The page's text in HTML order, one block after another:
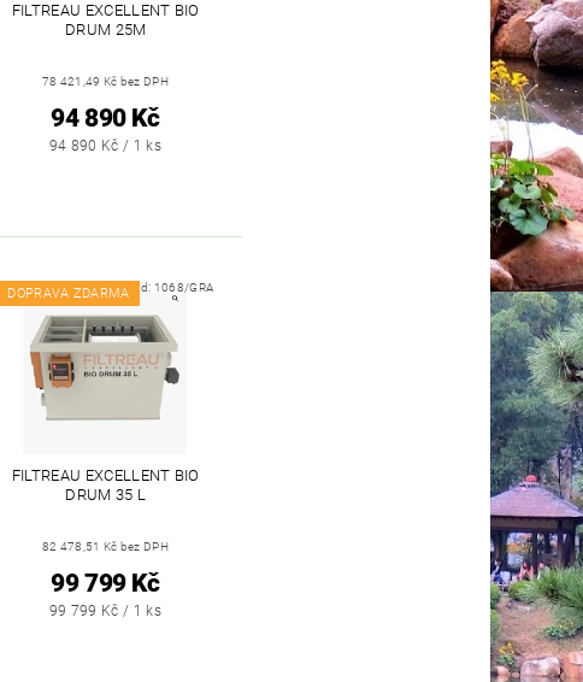
FILTREAU EXCELLENT BIO
DRUM 25M
78 421,49 Kč bez DPH
94 890 Kč
94 890 Kč / 1 ks
DOPRAVA ZDARMAKód: 1068/GRA
FILTREAU EXCELLENT BIO
DRUM 35 L
82 478,51 Kč bez DPH
99 799 Kč
99 799 Kč / 1 ks